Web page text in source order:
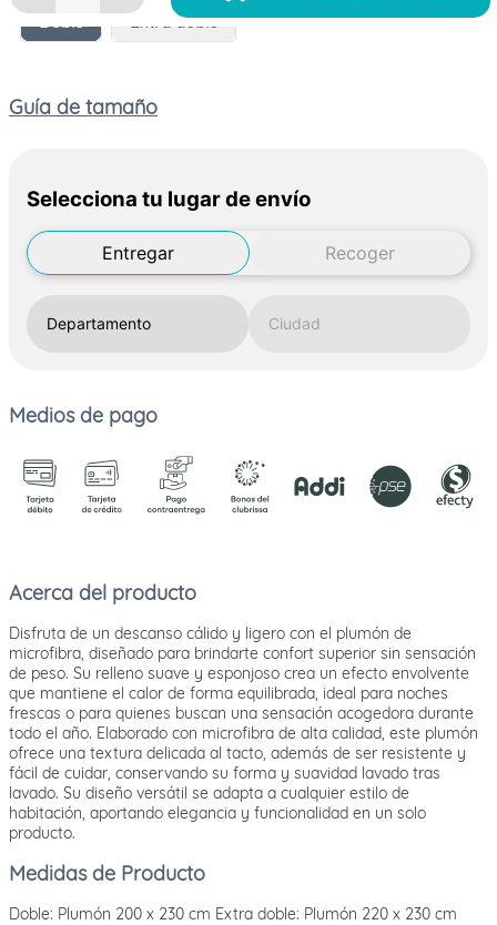
Doble Extra doble
Guía de tamaño
Selecciona tu lugar de envío
Entregar Recoger
Medios de pago
Acerca del producto
Disfruta de un descanso cálido y ligero con el plumón de
microfibra, diseñado para brindarte confort superior sin sensación
de peso. Su relleno suave y esponjoso crea un efecto envolvente
que mantiene el calor de forma equilibrada, ideal para noches
frescas o para quienes buscan una sensación acogedora durante
todo el año. Elaborado con microfibra de alta calidad, este plumón
ofrece una textura delicada al tacto, además de ser resistente y
fácil de cuidar, conservando su forma y suavidad lavado tras
lavado. Su diseño versátil se adapta a cualquier estilo de
habitación, aportando elegancia y funcionalidad en un solo
producto.
Medidas de Producto
Doble: Plumón 200 x 230 cm Extra doble: Plumón 220 x 230 cm